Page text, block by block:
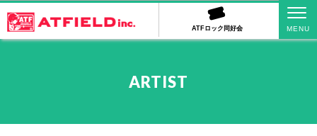
ATFロック同好会
ARTIST